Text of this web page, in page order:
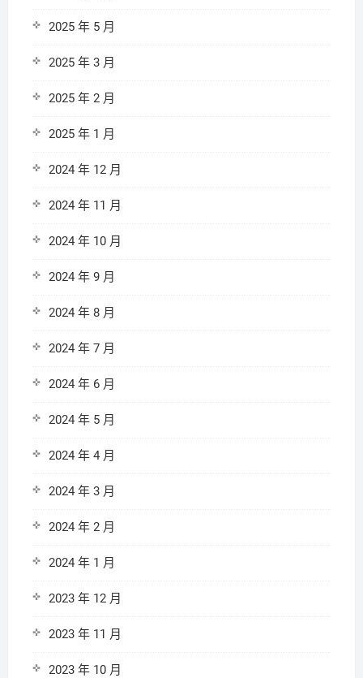
2025 年 5 月
2025 年 3 月
2025 年 2 月
2025 年 1 月
2024 年 12 月
2024 年 11 月
2024 年 10 月
2024 年 9 月
2024 年 8 月
2024 年 7 月
2024 年 6 月
2024 年 5 月
2024 年 4 月
2024 年 3 月
2024 年 2 月
2024 年 1 月
2023 年 12 月
2023 年 11 月
2023 年 10 月